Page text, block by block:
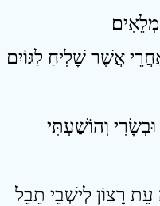
אַחֲרֵי אֲשֶׁר שָׁלִיחַ לַגּוֹיִם
וּבְשָׂרִי וְהוֹשַׁעְתִּי
עֵת רָצוֹן לְישְׁבֵי תֵבֵל